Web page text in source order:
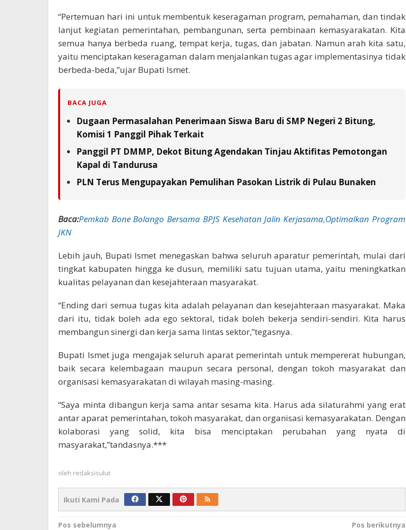
“Pertemuan hari ini untuk membentuk keseragaman program, pemahaman, dan tindak
lanjut kegiatan pemerintahan, pembangunan, serta pembinaan kemasyarakatan. Kita
semua hanya berbeda ruang, tempat kerja, tugas, dan jabatan. Namun arah kita satu,
yaitu menciptakan keseragaman dalam menjalankan tugas agar implementasinya tidak
berbeda-beda,”ujar Bupati Ismet.
BACA JUGA
Dugaan Permasalahan Penerimaan Siswa Baru di SMP Negeri 2 Bitung,
Komisi 1 Panggil Pihak Terkait
Panggil PT DMMP, Dekot Bitung Agendakan Tinjau Aktifitas Pemotongan
Kapal di Tandurusa
PLN Terus Mengupayakan Pemulihan Pasokan Listrik di Pulau Bunaken
Baca:Pemkab Bone Bolango Bersama BPJS Kesehatan Jalin Kerjasama,Optimalkan Program
JKN
Lebih jauh, Bupati Ismet menegaskan bahwa seluruh aparatur pemerintah, mulai dari
tingkat kabupaten hingga ke dusun, memiliki satu tujuan utama, yaitu meningkatkan
kualitas pelayanan dan kesejahteraan masyarakat.
“Ending dari semua tugas kita adalah pelayanan dan kesejahteraan masyarakat. Maka
dari itu, tidak boleh ada ego sektoral, tidak boleh bekerja sendiri-sendiri. Kita harus
membangun sinergi dan kerja sama lintas sektor,”tegasnya.
Bupati Ismet juga mengajak seluruh aparat pemerintah untuk mempererat hubungan,
baik secara kelembagaan maupun secara personal, dengan tokoh masyarakat dan
organisasi kemasyarakatan di wilayah masing-masing.
“Saya minta dibangun kerja sama antar sesama kita. Harus ada silaturahmi yang erat
antar aparat pemerintahan, tokoh masyarakat, dan organisasi kemasyarakatan. Dengan
kolaborasi yang solid, kita bisa menciptakan perubahan yang nyata di
masyarakat,”tandasnya.***
oleh redaksisulut
Ikuti Kami Pada
Pos sebelumnya Pos berikutnya